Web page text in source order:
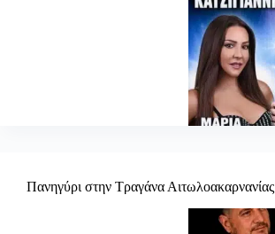
Πανηγύρι στην Τραγάνα Αιτωλοακαρνανίας